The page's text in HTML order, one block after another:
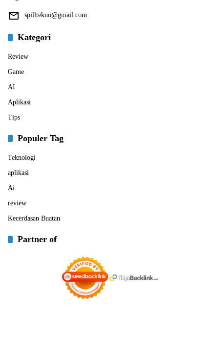
spilltekno@gmail.com
Kategori
Review
Game
AI
Aplikasi
Tips
Populer Tag
Teknologi
aplikasi
Ai
review
Kecerdasan Buatan
Partner of